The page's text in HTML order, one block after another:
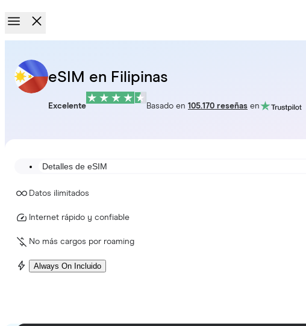
eSIM en Filipinas
Excelente Basado en 105.170 reseñas en
Detalles de eSIM
Datos ilimitados
Internet rápido y confiable
No más cargos por roaming
Always On Incluido